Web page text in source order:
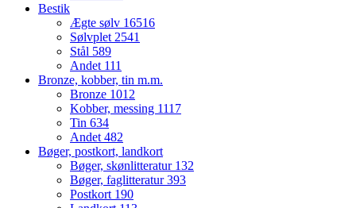
Bestik
Ægte sølv 16516
Sølvplet 2541
Stål 589
Andet 111
Bronze, kobber, tin m.m.
Bronze 1012
Kobber, messing 1117
Tin 634
Andet 482
Bøger, postkort, landkort
Bøger, skønlitteratur 132
Bøger, faglitteratur393
Postkort 190